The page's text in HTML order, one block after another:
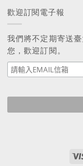
歡迎訂閱電子報
我們將不定期寄送
您，歡迎訂閱。